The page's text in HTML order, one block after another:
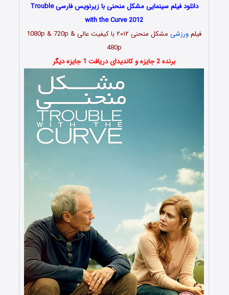
دانلود فیلم سینمایی مشکل منحنی با زیرنویس فارسی Trouble
with the Curve 2012
فیلمورزشی
مشکل منحنی ۲۰۱۲ با کیفیت عالی 1080p & 720p &
480p
برنده 2 جایزه و کاندیدای دریافت 1 جایزه دیگر